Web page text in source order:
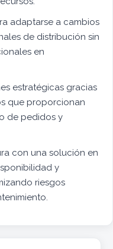
adaptarse a cambios
de distribución sin
en
estratégicas gracias
que proporcionan
de pedidos y
con una solución en
y
riesgos